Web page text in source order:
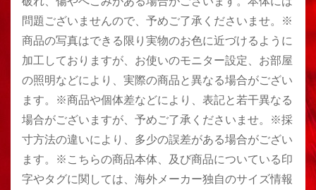
問題ございませんので、予めご了承くださいませ。※
商品の写真はできる限り実物のお色に近づけるように
加工しておりますが、お使いのモニター設定、お部屋
の照明などにより、実際の商品と異なる場合がござい
ます。※商品や個体差などにより、表記と若干異なる
場合がございますが、予めご了承くださいませ。※採
寸方法の違いにより、多少の誤差がある場合がござい
ます。※こちらの商品本体、及び商品についている印
字やタグに関しては、海外メーカー独自のサイズ情報